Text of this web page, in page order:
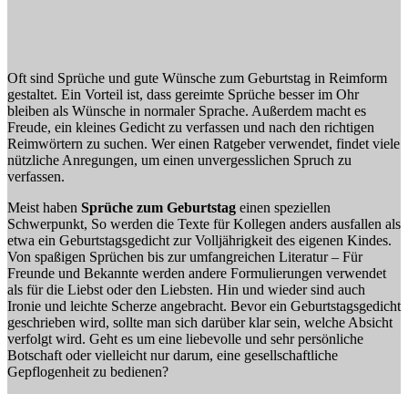
Oft sind Sprüche und gute Wünsche zum Geburtstag in Reimform
gestaltet. Ein Vorteil ist, dass gereimte Sprüche besser im Ohr
bleiben als Wünsche in normaler Sprache. Außerdem macht es
Freude, ein kleines Gedicht zu verfassen und nach den richtigen
Reimwörtern zu suchen. Wer einen Ratgeber verwendet, findet viele
nützliche Anregungen, um einen unvergesslichen Spruch zu
verfassen.
Meist haben Sprüche zum Geburtstag einen speziellen
Schwerpunkt, So werden die Texte für Kollegen anders ausfallen als
etwa ein Geburtstagsgedicht zur Volljährigkeit des eigenen Kindes.
Von spaßigen Sprüchen bis zur umfangreichen Literatur – Für
Freunde und Bekannte werden andere Formulierungen verwendet
als für die Liebst oder den Liebsten. Hin und wieder sind auch
Ironie und leichte Scherze angebracht. Bevor ein Geburtstagsgedicht
geschrieben wird, sollte man sich darüber klar sein, welche Absicht
verfolgt wird. Geht es um eine liebevolle und sehr persönliche
Botschaft oder vielleicht nur darum, eine gesellschaftliche
Gepflogenheit zu bedienen?